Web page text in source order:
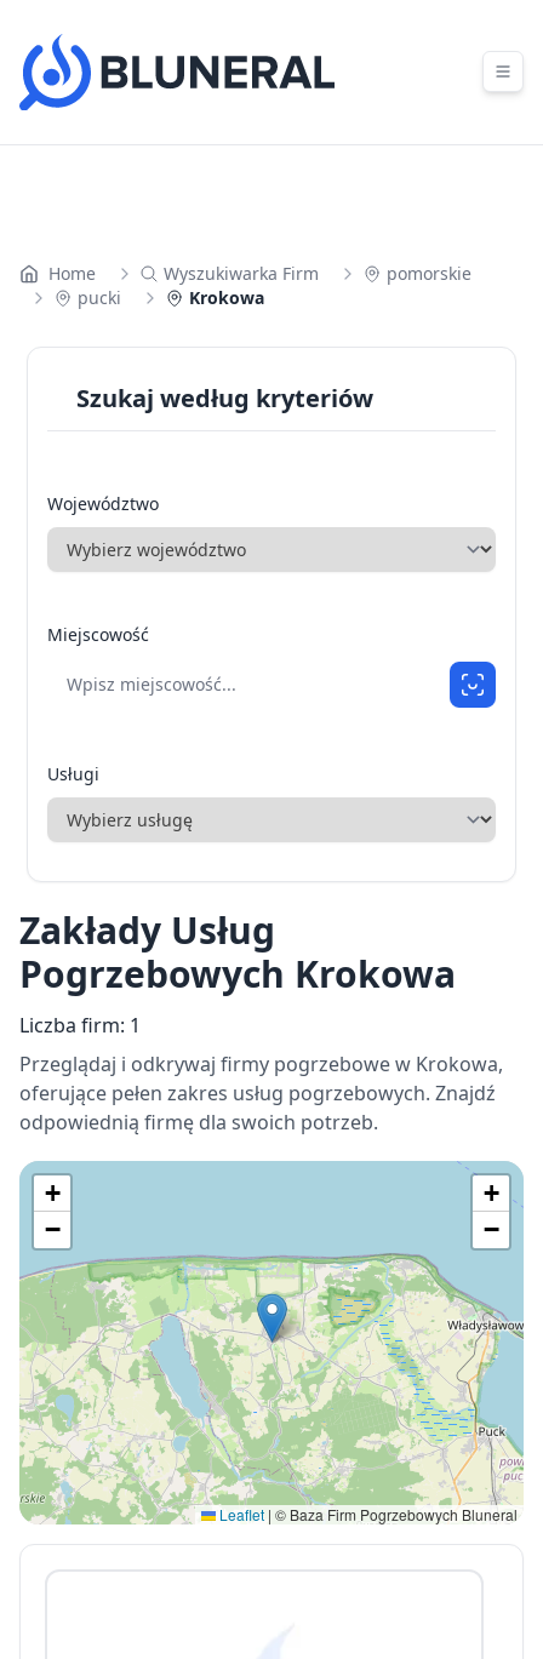
Home Wyszukiwarka Firm
pomorskie
pucki
Krokowa
Szukaj według kryteriów
Województwo
Miejscowość
Usługi
Zakłady Usług
Pogrzebowych Krokowa
Liczba firm: 1
Przeglądaj i odkrywaj firmy pogrzebowe w Krokowa,
oferujące pełen zakres usług pogrzebowych. Znajdź
odpowiednią firmę dla swoich potrzeb.
+
−
+
−
Leaflet | © Baza Firm Pogrzebowych Bluneral